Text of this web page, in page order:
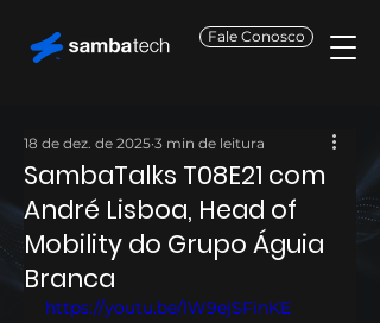
Fale Conosco
SambaTalks T08E21 com
André Lisboa, Head of
Mobility do Grupo Águia
Branca
18 de dez. de 2025 3 min de leitura
https://youtu.be/lW9ejSFinKE